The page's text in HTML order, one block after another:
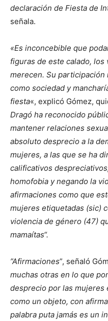
declaración de Fiesta de
señala.
«Es inconcebible que
figuras de este calado,
merecen. Su participación
como sociedad y
fiesta«, explicó Gómez,
Dragó ha reconocido
mantener relaciones
absoluto desprecio a la
mujeres, a las que se ha
calificativos
homofobia y negando la
afirmaciones como que
mujeres etiquetadas (sic)
violencia de género (47)
mamaítas“.
”Afirmaciones”, señaló
muchas otras en lo que
desprecio por las mujeres
como un objeto, con
palabra puta jamás es un